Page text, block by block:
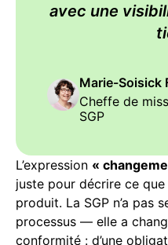
avec une
Marie-Soisick
Cheffe de
SGP
L’expression «
juste pour décrire ce
produit. La SGP n’a pas
processus — elle a
conformité : d’une